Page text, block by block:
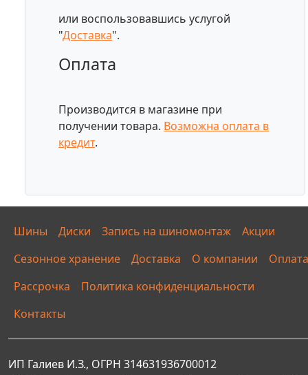
или воспользовавшись услугой
"Доставка".
Оплата
Производится в магазине при
получении товара. Возможна оплата в
кредит.
Шины Диски Запись на шиномонтаж
Акции
Сезонное хранение
Доставка О компании
Оплата
Рассрочка
Политика конфиденциальности
Контакты
ИП Галиев И.З., ОГРН 314631936700012